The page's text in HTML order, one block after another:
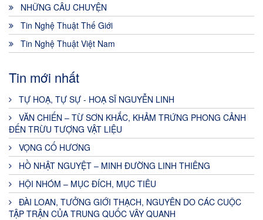
NHỮNG CÂU CHUYỆN
Tin Nghệ Thuật Thế Giới
Tin Nghệ Thuật Việt Nam
Tin mới nhất
TỰ HOẠ, TỰ SỰ - HOẠ SĨ NGUYỄN LINH
VĂN CHIẾN – TỪ SƠN KHẮC, KHẢM TRỨNG PHONG CẢNH
ĐẾN TRỪU TƯỢNG VẬT LIỆU
VỌNG CỐ HƯƠNG
HỒ NHẬT NGUYỆT – MINH ĐƯỜNG LINH THIÊNG
HỘI NHÓM – MỤC ĐÍCH, MỤC TIÊU
ĐÀI LOAN, TƯỞNG GIỚI THẠCH, NGUYÊN DO CÁC CUỘC
TẬP TRẬN CỦA TRUNG QUỐC VÂY QUANH